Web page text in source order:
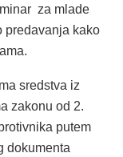
za mlade
predavanja kako
sredstva iz
zakonu od 2.
putem
dokumenta